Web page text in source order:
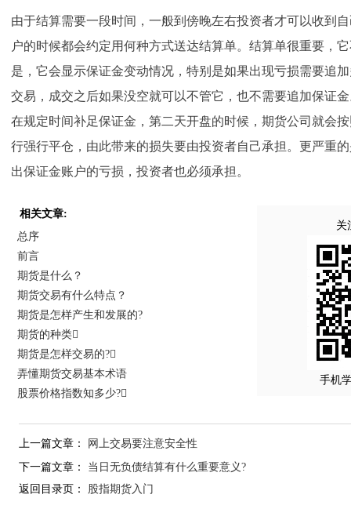
由于结算需要一段时间，一般到傍晚左右投资者才可以收到
户的时候都会约定用何种方式送达结算单。结算单很重要，
是，它会显示保证金变动情况，特别是如果出现亏损需要追
交易，成交之后如果没空就可以不管它，也不需要追加保证
在规定时间补足保证金，第二天开盘的时候，期货公司就会
行强行平仓，由此带来的损失要由投资者自己承担。更严重
出保证金账户的亏损，投资者也必须承担。
相关文章:
总序
前言
期货是什么？
期货交易有什么特点？
期货是怎样产生和发展的?
期货的种类
期货是怎样交易的?
弄懂期货交易基本术语
股票价格指数知多少?
关
手机
上一篇文章：
网上交易要注意安全性
下一篇文章： 当日无负债结算有什么重要意义?
返回目录页： 股指期货入门